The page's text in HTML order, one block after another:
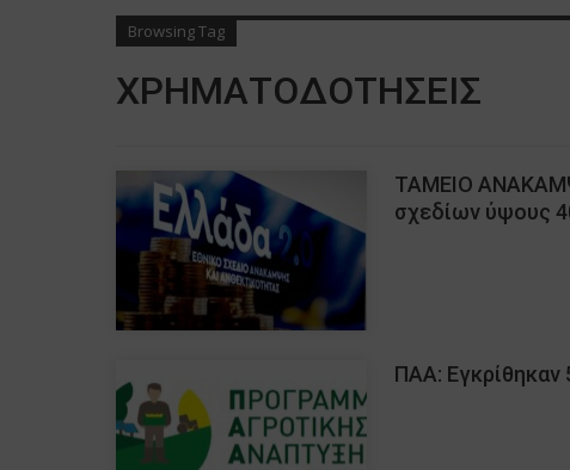
Browsing Tag
ΧΡΗΜΑΤΟΔΟΤΗΣΕΙΣ
ΤΑΜΕΙΟ
σχεδίων ύψους
ΠΑΑ: Εγκρίθηκαν